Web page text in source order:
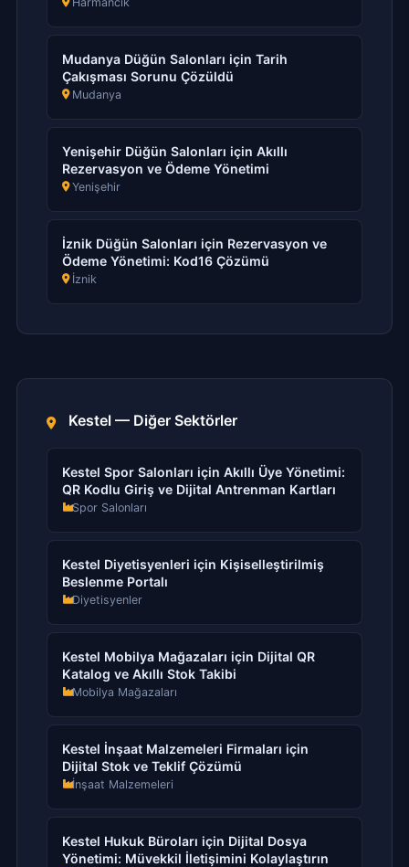
Mudanya Düğün Salonları için Tarih
Çakışması Sorunu Çözüldü
Mudanya
Yenişehir Düğün Salonları için Akıllı
Rezervasyon ve Ödeme Yönetimi
Yenişehir
İznik Düğün Salonları için Rezervasyon ve
Ödeme Yönetimi: Kod16 Çözümü
İznik
Kestel — Diğer Sektörler
Kestel Spor Salonları için Akıllı Üye Yönetimi:
QR Kodlu Giriş ve Dijital Antrenman Kartları
Spor Salonları
Kestel Diyetisyenleri için Kişiselleştirilmiş
Beslenme Portalı
Diyetisyenler
Kestel Mobilya Mağazaları için Dijital QR
Katalog ve Akıllı Stok Takibi
Mobilya Mağazaları
Kestel İnşaat Malzemeleri Firmaları için
Dijital Stok ve Teklif Çözümü
İnşaat Malzemeleri
Kestel Hukuk Büroları için Dijital Dosya
Yönetimi: Müvekkil İletişimini Kolaylaştırın